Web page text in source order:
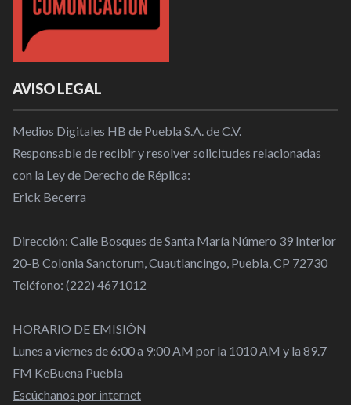
AVISO LEGAL
Medios Digitales HB de Puebla S.A. de C.V.
Responsable de recibir y resolver solicitudes relacionadas
con la Ley de Derecho de Réplica:
Erick Becerra
Dirección: Calle Bosques de Santa María Número 39 Interior
20-B Colonia Sanctorum, Cuautlancingo, Puebla, CP 72730
Teléfono: (222) 4671012
HORARIO DE EMISIÓN
Lunes a viernes de 6:00 a 9:00 AM por la 1010 AM y la 89.7
FM KeBuena Puebla
Escúchanos por internet